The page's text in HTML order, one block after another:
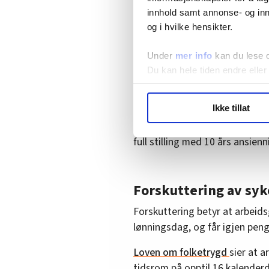
innhold samt annonse- og
og i hvilke hensikter.
Under mer info kan du lese
Du kan hele tiden endre
hvordan våre nettsider blir
annonsering. Disse er
Ikke tillat
Økt kjøpekraft betyr at
renholderne får bedre råd.
I dag tjener en renholder
En renholder med
løpet av et år, tjener dermed
En renholder som har
full stilling med 10 års
Forskuttering av
Forskuttering betyr at
lønningsdag, og får igjen
Loven om folketrygd sier at